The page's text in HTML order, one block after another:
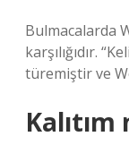
Bulmacalarda
karşılığıdır.
türemiştir ve